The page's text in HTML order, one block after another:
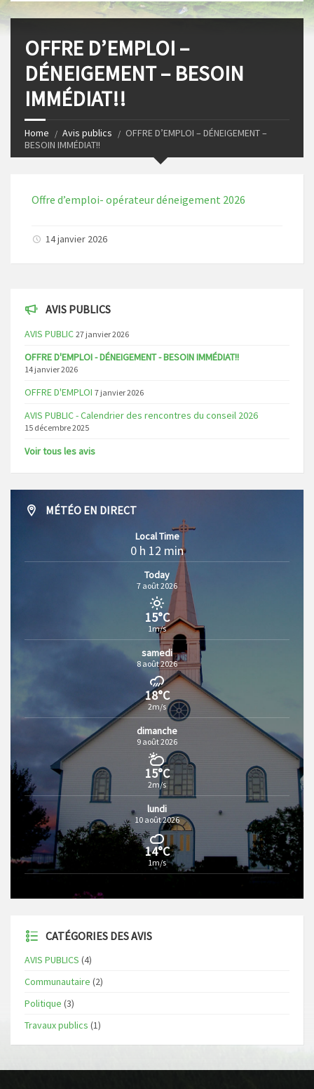
OFFRE D’EMPLOI –
DÉNEIGEMENT – BESOIN
IMMÉDIAT!!
Home Avis publics
OFFRE D’EMPLOI – DÉNEIGEMENT –
BESOIN IMMÉDIAT!!
Offre d’emploi- opérateur déneigement 2026
14 janvier 2026
AVIS PUBLICS
AVIS PUBLIC 27 janvier 2026
OFFRE D'EMPLOI - DÉNEIGEMENT - BESOIN IMMÉDIAT!!
14 janvier 2026
OFFRE D'EMPLOI 7 janvier 2026
AVIS PUBLIC - Calendrier des rencontres du conseil 2026
15 décembre 2025
Voir tous les avis
MÉTÉO EN DIRECT
Local Time
0 h 12 min
Today
7 août 2026
15°C
1m/s
samedi
8 août 2026
18°C
2m/s
dimanche
9 août 2026
15°C
2m/s
lundi
10 août 2026
14°C
1m/s
CATÉGORIES DES AVIS
AVIS PUBLICS (4)
Communautaire (2)
Politique (3)
Travaux publics (1)